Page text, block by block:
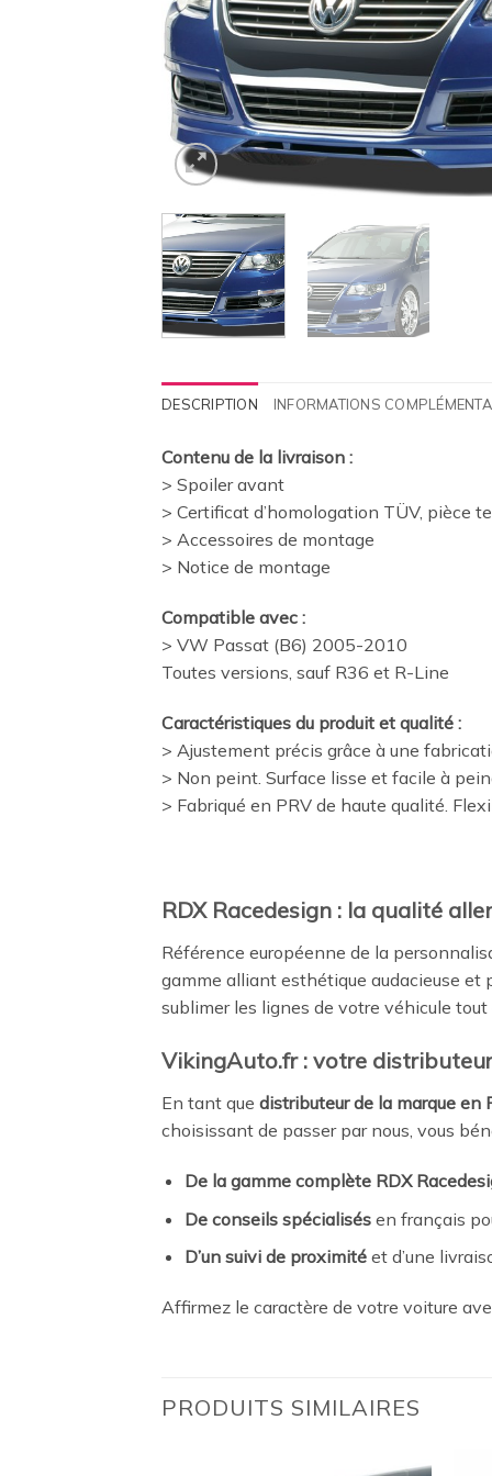
DESCRIPTION INFORMATIONS
Contenu de la livraison :
> Spoiler avant
> Certificat d’homologation TÜV, pièce
> Accessoires de montage
> Notice de montage
Compatible avec :
> VW Passat (B6) 2005-2010
Toutes versions, sauf R36 et R-Line
Caractéristiques du produit et qualité :
> Ajustement précis grâce à une
> Non peint. Surface lisse et facile à
> Fabriqué en PRV de haute qualité.
RDX Racedesign : la qualité
Référence européenne de la
gamme alliant esthétique audacieuse et
sublimer les lignes de votre véhicule
VikingAuto.fr : votre
En tant que distributeur de la marque en
choisissant de passer par nous, vous
De la gamme complète RDX
De conseils spécialisésen français
D’un suivi de proximitéet d’une
Affirmez le caractère de votre voiture
PRODUITS SIMILAIRES